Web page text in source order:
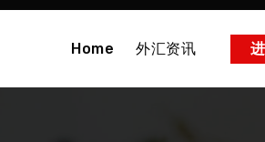
Home 外汇资讯